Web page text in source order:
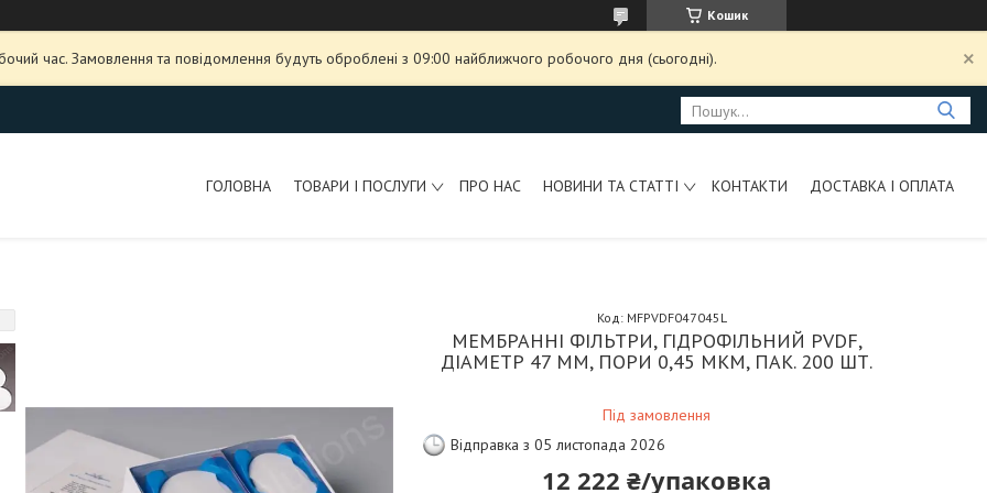
Кошик
час. Замовлення та повідомлення будуть оброблені з 09:00 найближчого робочого дня (сьогодні).
ГОЛОВНА ТОВАРИ І ПОСЛУГИ ПРО НАС НОВИНИ ТА СТАТТІ КОНТАКТИ ДОСТАВКА І ОПЛАТА
МЕМБРАННІ ФІЛЬТРИ, ГІДРОФІЛЬНИЙ PVDF,
ДІАМЕТР 47 ММ, ПОРИ 0,45 МКМ, ПАК. 200 ШТ.
Під замовлення
Код: MFPVDF047045L
Відправка з 05 листопада 2026
12 222 ₴/упаковка